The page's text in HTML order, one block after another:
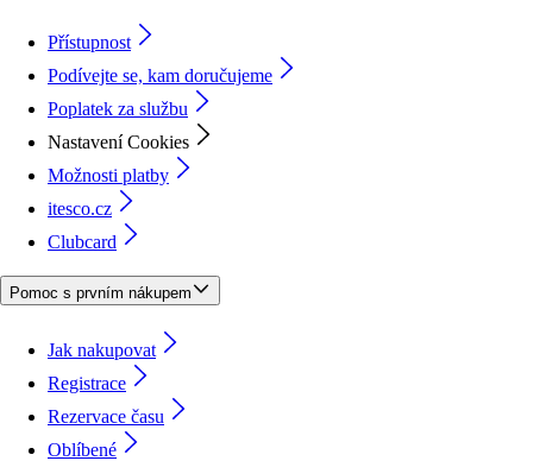
Přístupnost
Podívejte se, kam doručujeme
Poplatek za službu
Nastavení Cookies
Možnosti platby
itesco.cz
Clubcard
Pomoc s prvním nákupem
Jak nakupovat
Registrace
Rezervace času
Oblíbené